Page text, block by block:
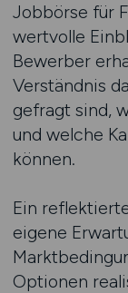
Jobbörse für
wertvolle
Bewerber
Verständnis
gefragt sind,
und welche
können.
Ein
eigene
Optionen